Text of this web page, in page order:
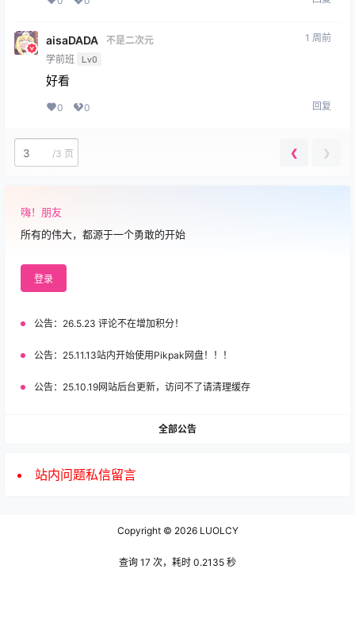
aisaDADA
不是二次元
学前班 Lv0
1 周前
好看
0 0 回复
/3 页 ❮ ❯
嗨！朋友
所有的伟大，都源于一个勇敢的开始
登录
公告： 26.5.23 评论不在增加积分！
公告： 25.11.13站内开始使用Pikpak网盘！！！
公告： 25.10.19网站后台更新，访问不了请清理缓存
全部公告
站内问题私信留言
Copyright © 2026LUOLCY
查询 17 次，耗时 0.2135 秒